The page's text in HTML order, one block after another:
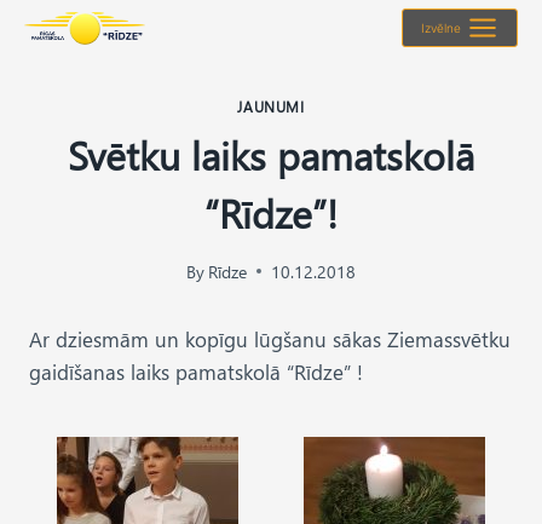
Izvēlne
JAUNUMI
Svētku laiks pamatskolā
“Rīdze”!
By Rīdze 10.12.2018
Ar dziesmām un kopīgu lūgšanu sākas Ziemassvētku
gaidīšanas laiks pamatskolā “Rīdze” !